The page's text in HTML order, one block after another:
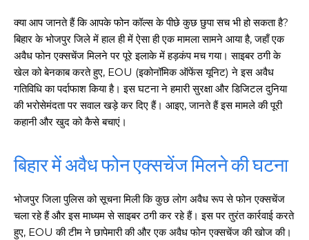
क्या आप जानते हैं कि आपके फोन कॉल्स के पीछे कुछ छुपा सच भी हो सकता है?
बिहार के भोजपुर जिले में हाल ही में ऐसा ही एक मामला सामने आया है, जहाँ एक
अवैध फोन एक्सचेंज मिलने पर पूरे इलाके में हड़कंप मच गया। साइबर ठगी के
खेल को बेनकाब करते हुए, EOU (इकोनॉमिक ऑफेंस यूनिट) ने इस अवैध
गतिविधि का पर्दाफाश किया है। इस घटना ने हमारी सुरक्षा और डिजिटल दुनिया
की भरोसेमंदता पर सवाल खड़े कर दिए हैं। आइए, जानते हैं इस मामले की पूरी
कहानी और खुद को कैसे बचाएं।
बिहार में अवैध फोन एक्सचेंज मिलने की घटना
भोजपुर जिला पुलिस को सूचना मिली कि कुछ लोग अवैध रूप से फोन एक्सचेंज
चला रहे हैं और इस माध्यम से साइबर ठगी कर रहे हैं। इस पर तुरंत कार्रवाई करते
हुए, EOU की टीम ने छापेमारी की और एक अवैध फोन एक्सचेंज की खोज की।